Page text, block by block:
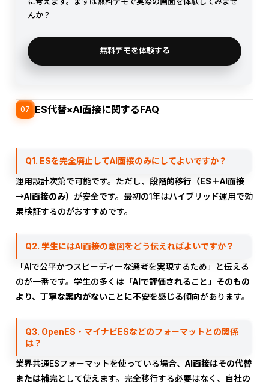
んか？
無料デモを体験する
07 ES代替×AI面接に関するFAQ
Q1. ESを完全廃止してAI面接のみにしてよいですか？
運用設計次第で可能です。ただし、 段階的移行（ES＋AI面接
→AI面接のみ） が安全です。最初の1年はハイブリッド運用で効
果検証するのがおすすめです。
Q2. 学生にはAI面接の意図をどう伝えればよいですか？
「AIで公平かつスピーディーな選考を実現するため」と伝える
のが一番です。学生の多くは 「AIで評価されること」そのもの
より、丁寧な案内がないことに不安を感じる傾向があります。
Q3. OpenES・マイナビESなどのフォーマットとの関係
は？
業界共通ESフォーマットを使っている場合、 AI面接はその代替
または補完として使えます。完全移行する必要はなく、自社の